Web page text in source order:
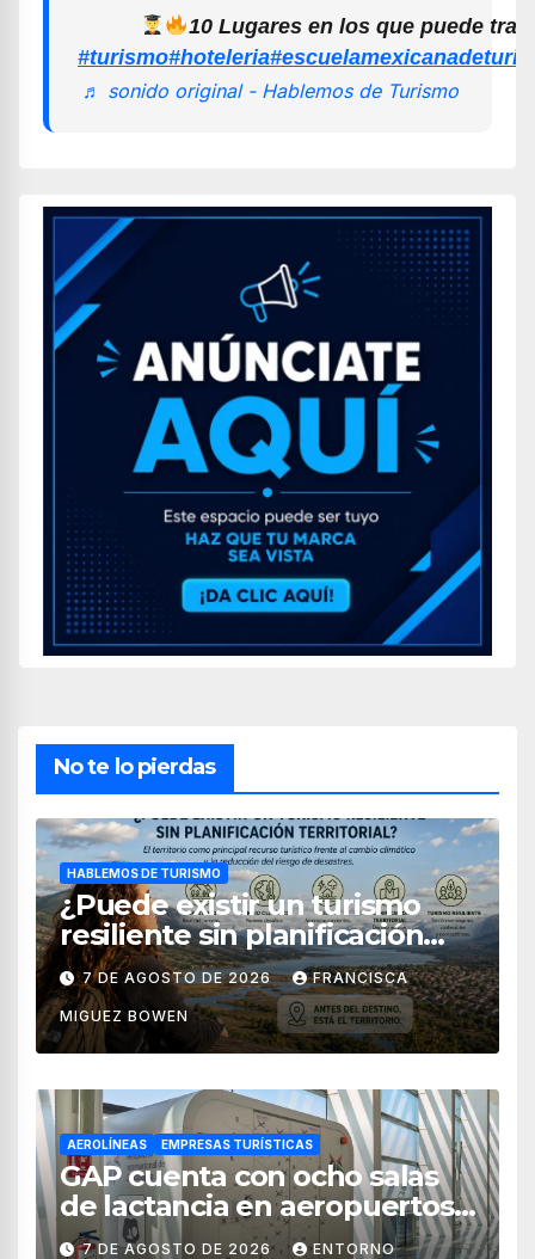
10 Lugares en los que puede
#turismo#hoteleria
♬ sonido original - Hablemos de Turismo
No te lo pierdas
HABLEMOS DE TURISMO
¿Puede existir un turismo
resiliente sin planificación
territorial?
7 DE AGOSTO DE 2026 FRANCISCA
MIGUEZ BOWEN
AEROLÍNEAS EMPRESAS TURÍSTICAS
GAP cuenta con ocho salas
de lactancia en aeropuertos
de México
7 DE AGOSTO DE 2026 ENTORNO